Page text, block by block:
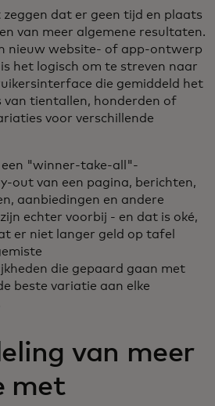
dat er geen tijd en plaats
van meer algemene resultaten.
nieuw website- of app-ontwerp
het logisch om te streven naar
die gemiddeld het
van tientallen, honderden of
voor verschillende
een "winner-take-all"-
out van een pagina, berichten,
aanbiedingen en andere
echter voorbij - en dat is oké,
er niet langer geld op tafel
die gepaard gaan met
beste variatie aan elke
van meer
met